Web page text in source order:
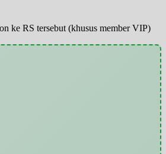
ke RS tersebut (khusus member VIP)